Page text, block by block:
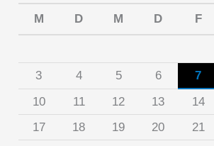
M D M D F
3
4 5 6 7
10
11 12 13 14
17
18 19 20 21